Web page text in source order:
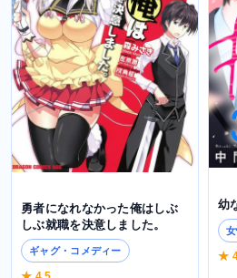
勇者になれなかった俺はしぶ
しぶ就職を決意しました。
ギャグ・コメディー
幼
★